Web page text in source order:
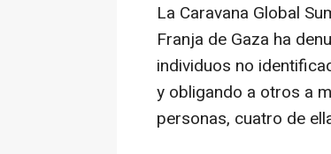
La Caravana Global
Franja de Gaza ha
individuos no
y obligando a otros a
personas, cuatro de